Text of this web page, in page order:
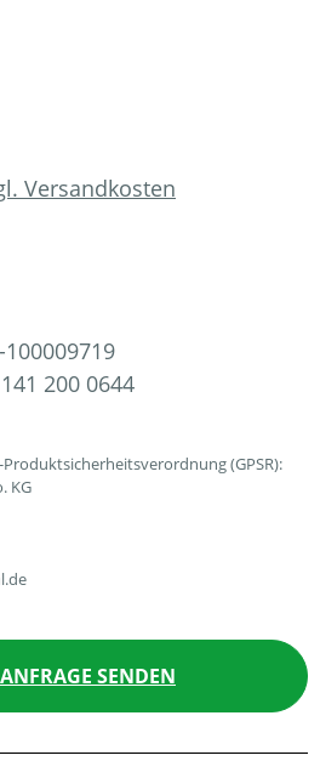
Versandkosten
100009719
200 0644
(GPSR):
KG
SENDEN